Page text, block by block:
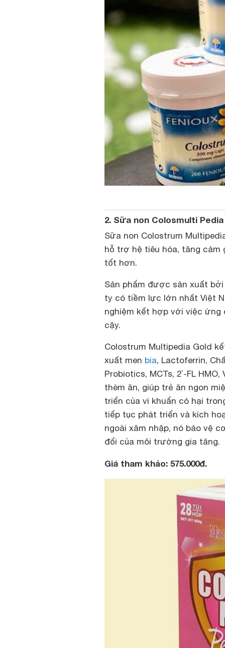
2. Sữa non Colosmulti
Sữa non Colostrum
hỗ trợ hệ tiêu hóa, tăng cảm
tốt hơn.
Sản phẩm được sản xuất
ty có tiềm lực lớn nhất Việt
nghiệm kết hợp với việc ứng
cậy.
Colostrum Multipedia Gold
xuất men bia, Lactoferrin,
Probiotics, MCTs, 2`-FL
thèm ăn, giúp trẻ ăn ngon
triển của vi khuẩn có hại
tiếp tục phát triển và kích
ngoài xâm nhập, nó bảo vệ
đổi của môi trường gia tăng.
Giá tham khảo: 575.000đ.